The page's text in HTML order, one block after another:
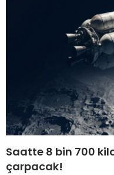
Saatte 8 bin 700
çarpacak!